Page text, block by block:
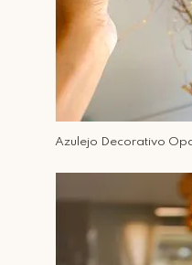
Azulejo Decorativo